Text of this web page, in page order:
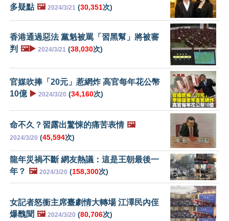
多疑點 🖼️ 2024/3/21 (30,351次)
香港通過惡法 黨魁被罵「習黑幫」將被審
判 🖼️▶️ 2024/3/21 (38,030次)
官媒吹捧「20元」惹網炸 高官每年花公幣
10億 ▶️ 2024/3/20 (34,160次)
命不久？習露出驚悚的痛苦表情 🖼️
2024/3/20 (45,594次)
龍年災禍不斷 網友熱議：這是王朝最後一
年？ 🖼️ 2024/3/20 (158,300次)
女記者怒衝主席臺劇情大轉場 江澤民內侄
爆醜聞 🖼️ 2024/3/20 (80,706次)